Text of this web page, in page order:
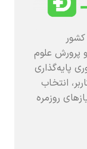
کشور
پرورش علوم
بر نوآوری پایه‌گذاری
انتخاب
روزمره